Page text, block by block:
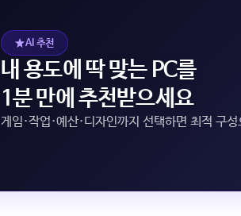
AI 추천
내 용도에 딱 맞는 PC를
1분 만에 추천받으세요
게임·작업·예산·디자인까지 선택하면 최적 구